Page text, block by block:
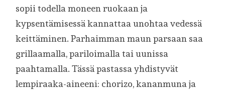
sopii todella moneen ruokaan ja
kypsentämisessä kannattaa unohtaa vedessä
keittäminen. Parhaimman maun parsaan saa
grillaamalla, pariloimalla tai uunissa
paahtamalla. Tässä pastassa yhdistyvät
lempiraaka-aineeni: chorizo, kananmuna ja